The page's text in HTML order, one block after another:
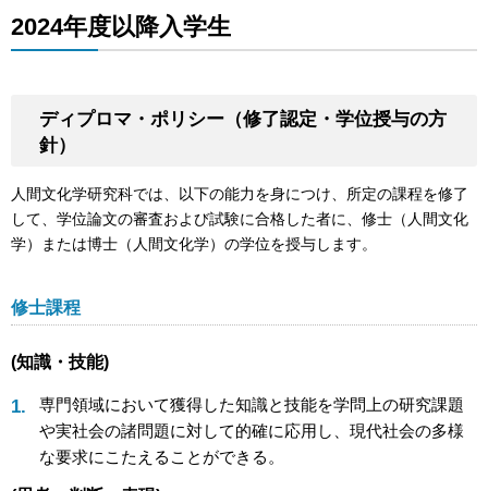
2024年度以降入学生
ディプロマ・ポリシー（修了認定・学位授与の方
針）
人間文化学研究科では、以下の能力を身につけ、所定の課程を修了
して、学位論文の審査および試験に合格した者に、修士（人間文化
学）または博士（人間文化学）の学位を授与します。
修士課程
(知識・技能)
専門領域において獲得した知識と技能を学問上の研究課題
や実社会の諸問題に対して的確に応用し、現代社会の多様
な要求にこたえることができる。